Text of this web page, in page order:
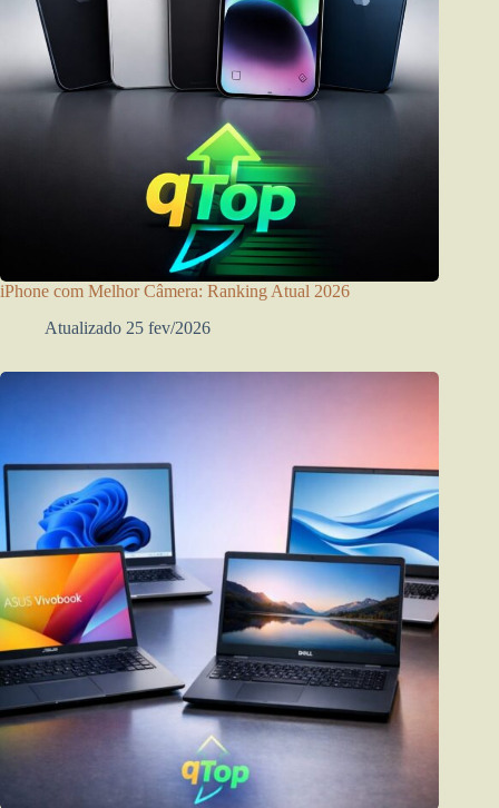
iPhone com Melhor Câmera: Ranking Atual 2026
Atualizado 25 fev/2026